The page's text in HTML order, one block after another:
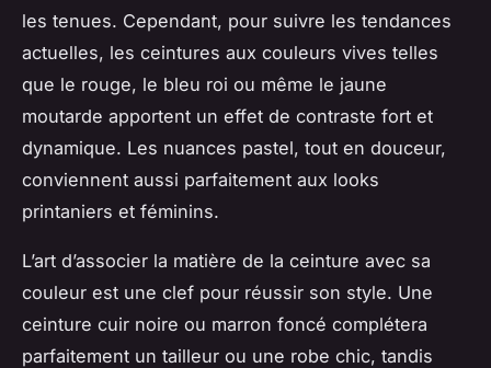
les tenues. Cependant, pour suivre les tendances
actuelles, les ceintures aux couleurs vives telles
que le rouge, le bleu roi ou même le jaune
moutarde apportent un effet de contraste fort et
dynamique. Les nuances pastel, tout en douceur,
conviennent aussi parfaitement aux looks
printaniers et féminins.
L’art d’associer la matière de la ceinture avec sa
couleur est une clef pour réussir son style. Une
ceinture cuir noire ou marron foncé complétera
parfaitement un tailleur ou une robe chic, tandis